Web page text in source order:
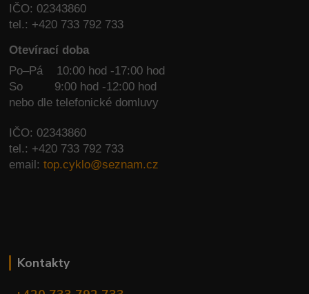
IČO: 02343860
tel.: +420 733 792 733
Otevírací doba
Po–Pá 10:00 hod -17:00 hod
So
9:00 hod -12:00 hod
nebo dle telefonické domluvy
IČO: 02343860
tel.: +420 733 792 733
email:top.cyklo@seznam.cz
Kontakty